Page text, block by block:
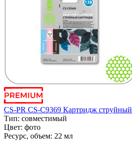
CS-PR CS-C9369 Картридж струйный
Тип: совместимый
Цвет: фото
Ресурс, объем: 22 мл